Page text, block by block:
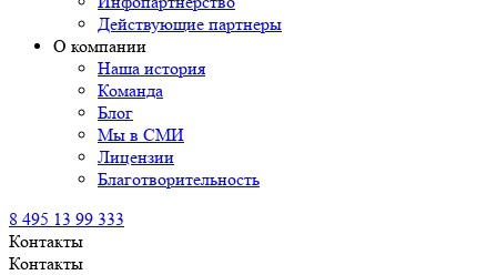
Действующие партнеры
О компании
Наша история
Команда
Блог
Мы в СМИ
Лицензии
Благотворительность
8 495 13 99 333
Контакты
Контакты